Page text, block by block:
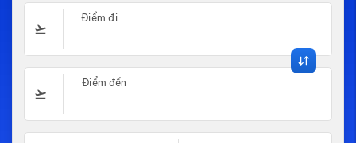
Điểm đi
Điểm đến